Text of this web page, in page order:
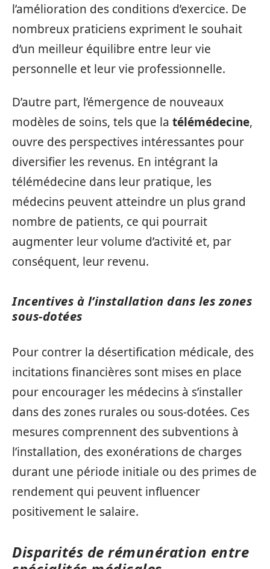
l’amélioration des conditions d’exercice. De
nombreux praticiens expriment le souhait
d’un meilleur équilibre entre leur vie
personnelle et leur vie professionnelle.
D’autre part, l’émergence de nouveaux
modèles de soins, tels que la télémédecine,
ouvre des perspectives intéressantes pour
diversifier les revenus. En intégrant la
télémédecine dans leur pratique, les
médecins peuvent atteindre un plus grand
nombre de patients, ce qui pourrait
augmenter leur volume d’activité et, par
conséquent, leur revenu.
Incentives à l’installation dans les zones
sous-dotées
Pour contrer la désertification médicale, des
incitations financières sont mises en place
pour encourager les médecins à s’installer
dans des zones rurales ou sous-dotées. Ces
mesures comprennent des subventions à
l’installation, des exonérations de charges
durant une période initiale ou des primes de
rendement qui peuvent influencer
positivement le salaire.
Disparités de rémunération entre